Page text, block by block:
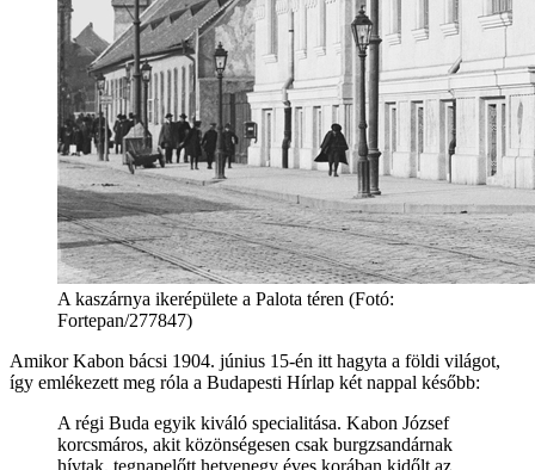
A kaszárnya ikerépülete a Palota téren (Fotó:
Fortepan/277847)
Amikor Kabon bácsi 1904. június 15-én itt hagyta a földi világot,
így emlékezett meg róla a Budapesti Hírlap két nappal később:
A régi Buda egyik kiváló specialitása. Kabon József
korcsmáros, akit közönségesen csak burgzsandárnak
hívtak, tegnapelőtt hetvenegy éves korában kidőlt az